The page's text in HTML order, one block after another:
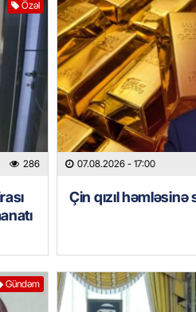
Özəl
286 07.08.2026 - 17:00
Çin qızıl
Gündəm